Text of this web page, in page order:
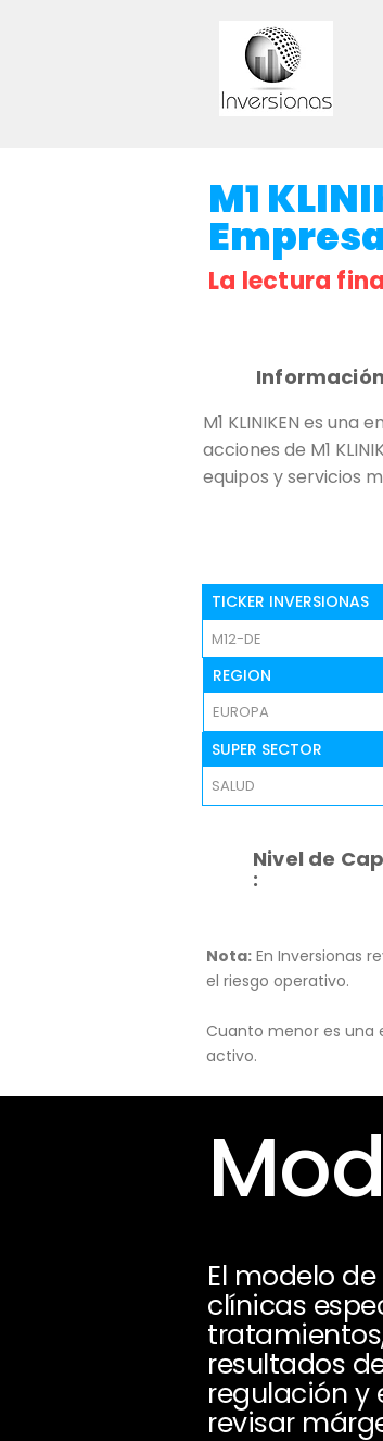
M1
La lectura
M1 KLINIKEN es
acciones de M1
equipos y servicios
TICKER INVERSIONAS
M12-DE
REGION
EUROPA
SUPER SECTOR
SALUD
Nivel de
:
Nota: En Inversionas
el riesgo operativo.
Cuanto menor es una
activo.
El modelo
clínicas
resultados
regulación y
revisar